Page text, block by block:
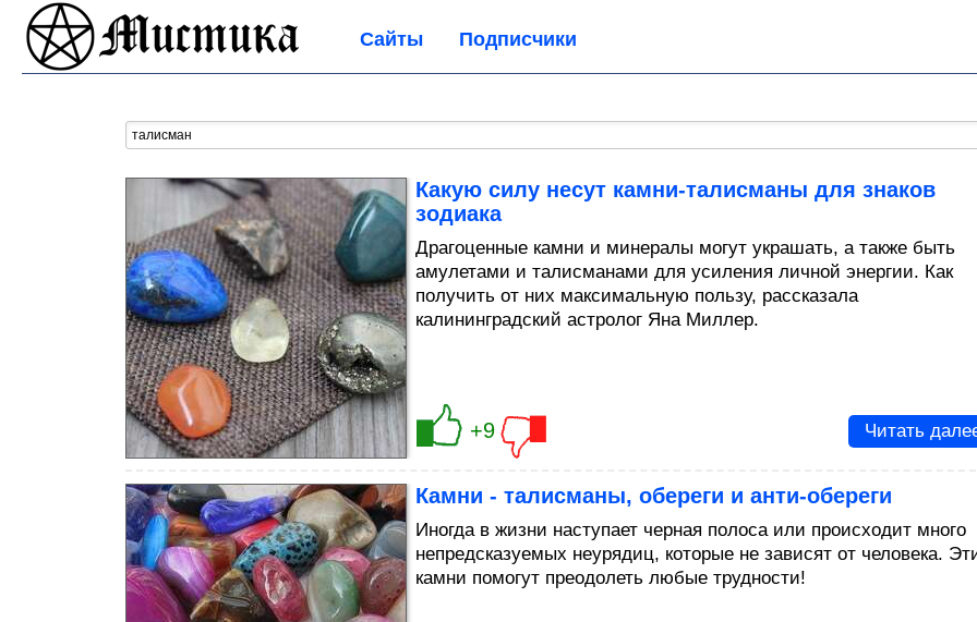
Сайты Подписчики
Какую силу несут камни-талисманы для знаков
зодиака
Драгоценные камни и минералы могут украшать, а также быть
амулетами и талисманами для усиления личной энергии. Как
получить от них максимальную пользу, рассказала
калининградский астролог Яна Миллер.
+9 Читать
Камни - талисманы, обереги и анти-обереги
Иногда в жизни наступает черная полоса или происходит много
непредсказуемых неурядиц, которые не зависят от человека.
камни помогут преодолеть любые трудности!